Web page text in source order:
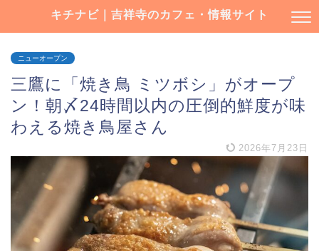
キチナビ｜吉祥寺のカフェ・情報サイト
ニューオープン
三鷹に「焼き鳥 ミツボシ」がオープ
ン！朝〆24時間以内の圧倒的鮮度が味
わえる焼き鳥屋さん
2026年7月23日